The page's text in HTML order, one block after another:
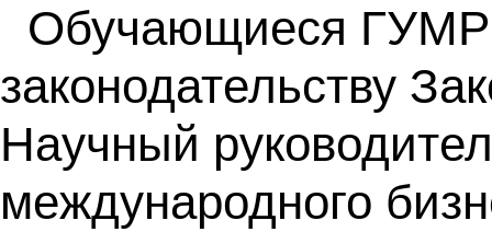
Обучающиеся
законодательству
Научный
международного